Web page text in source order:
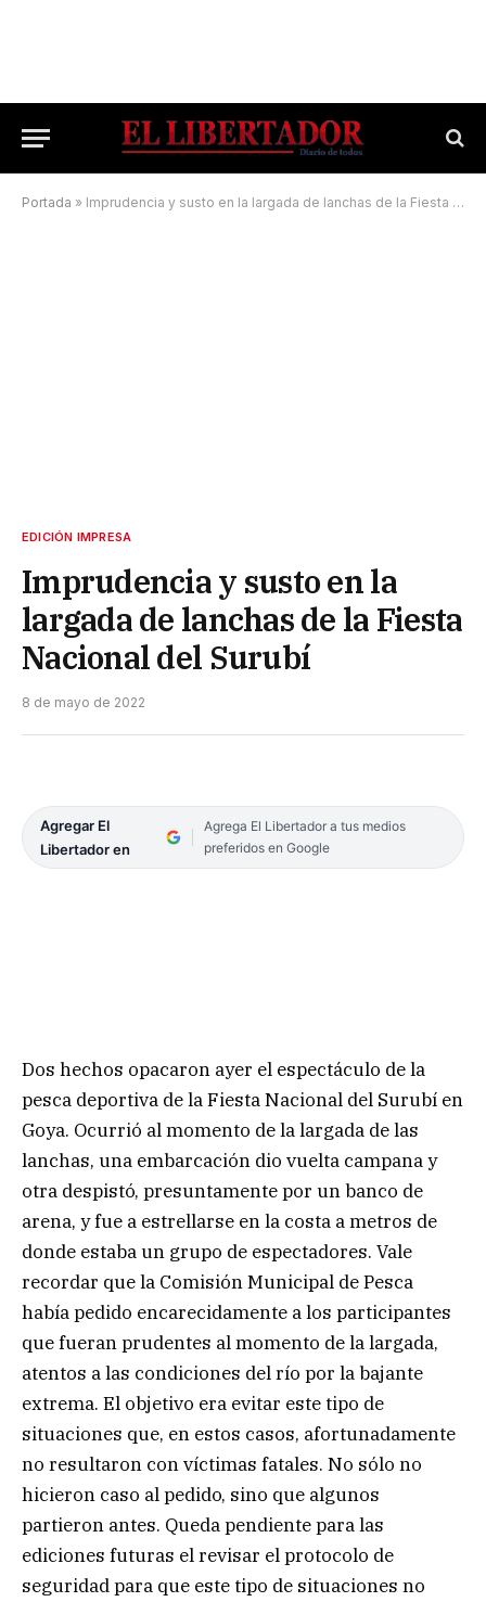
Portada » Imprudencia y susto en la largada de lanchas de la Fiesta Nacional del Surubí
EDICIÓN IMPRESA
Imprudencia y susto en la
largada de lanchas de la Fiesta
Nacional del Surubí
8 de mayo de 2022
Agregar El
Libertador en
Agrega El Libertador a tus medios
preferidos en Google
Dos hechos opacaron ayer el espectáculo de la
pesca deportiva de la Fiesta Nacional del Surubí en
Goya. Ocurrió al momento de la largada de las
lanchas, una embarcación dio vuelta campana y
otra despistó, presuntamente por un banco de
arena, y fue a estrellarse en la costa a metros de
donde estaba un grupo de espectadores. Vale
recordar que la Comisión Municipal de Pesca
había pedido encarecidamente a los participantes
que fueran prudentes al momento de la largada,
atentos a las condiciones del río por la bajante
extrema. El objetivo era evitar este tipo de
situaciones que, en estos casos, afortunadamente
no resultaron con víctimas fatales. No sólo no
hicieron caso al pedido, sino que algunos
partieron antes. Queda pendiente para las
ediciones futuras el revisar el protocolo de
seguridad para que este tipo de situaciones no